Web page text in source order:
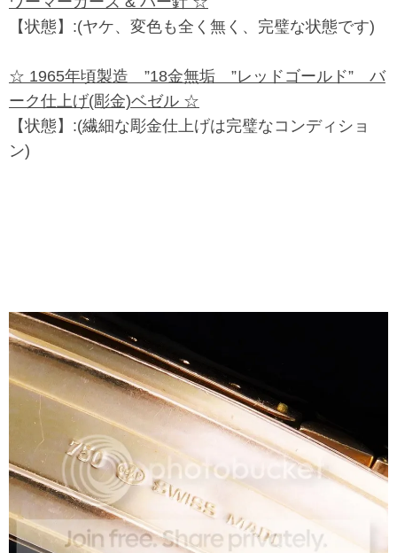
【状態】:(ヤケ、変色も全く無く、完璧な状態です)
☆ 1965年頃製造 ”18金無垢 ”レッドゴールド” バ
ーク仕上げ(彫金)ベゼル ☆
【状態】:(繊細な彫金仕上げは完璧なコンディショ
ン)